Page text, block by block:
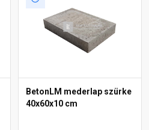
BetonLM mederlap szürke
40x60x10 cm